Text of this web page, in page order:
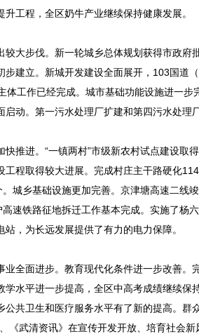
工程，全区奶牛产业继续保持健康发展。
大步伐。新一轮城乡总体规划获得市政府
步建立。新城开发建设全面展开，103国道
体工作已经完成。城市基础功能设施进一
动。第一污水处理厂扩建和第四污水处理
推进。“一镇两村”市级新农村试点建设取
工程取得较大进展。完成村庄主干路硬化
城乡基础设施更加完善。京津塘高速二线
速铁路征地拆迁工作基本完成。实施了杨
，为长远发展提供了有力的电力保障。
全面进步。教育现代化条件进一步改善。
学水平进一步提高，全区中高考成绩继续
公共卫生和医疗服务水平有了新的提高。
《武清资讯》在宣传开发开放、培育社会